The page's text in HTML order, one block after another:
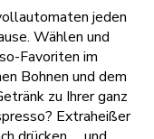
jeden
Wählen und
Favoriten im
Bohnen und dem
zu Ihrer ganz
Extraheißer